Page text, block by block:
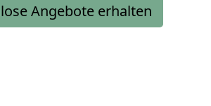
Angebote erhalten